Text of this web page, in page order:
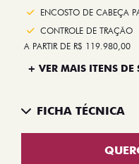
ENCOSTO DE CABEÇA
CONTROLE DE TRAÇÃO
A PARTIR DE R$ 119.980,00
+ VER MAIS ITENS DE
FICHA TÉCNICA